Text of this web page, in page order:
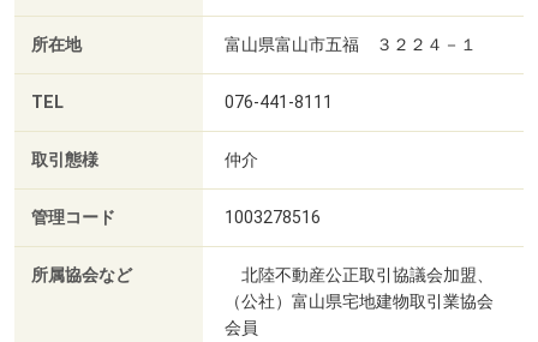
所在地 富山県富山市五福 ３２２４－１
TEL 076-441-8111
取引態様 仲介
管理コード 1003278516
所属協会など
北陸不動産公正取引協議会加盟、
（公社）富山県宅地建物取引業協会
会員